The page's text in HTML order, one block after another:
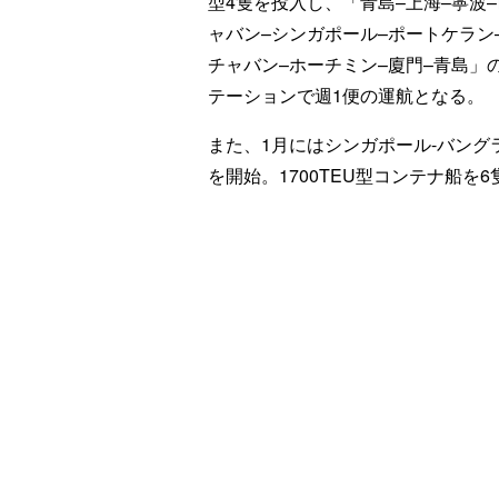
ャバン–シンガポール–ポートケラ
チャバン–ホーチミン–廈門–青島」
テーションで週1便の運航となる。
また、1月にはシンガポール-バン
を開始。1700TEU型コンテナ船を6